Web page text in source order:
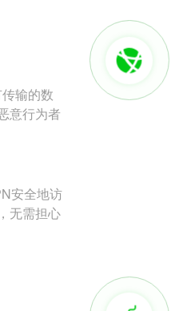
输的数
意行为者
安全地访
无需担心